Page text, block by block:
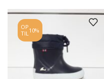
OP
TIL10%